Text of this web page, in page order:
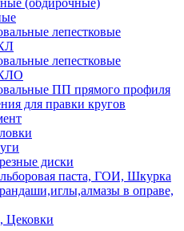
(обдирочные)
лепестковые
лепестковые
ПП прямого профиля
для правки кругов
диски
паста, ГОИ, Шкурка
в оправе,
Цековки